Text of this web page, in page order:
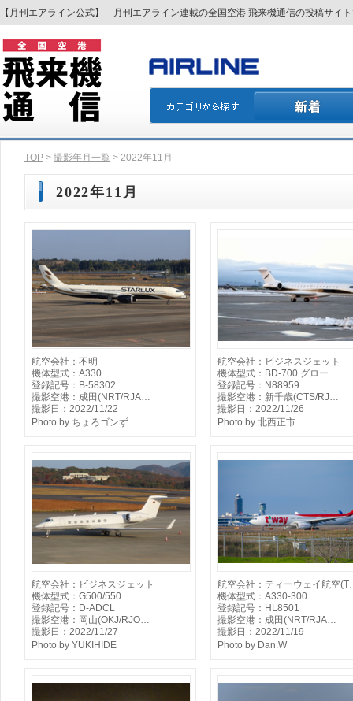
【月刊エアライン公式】 月刊エアライン連載の全国空港 飛来機通信の投稿サイ
TOP > 撮影年月一覧 > 2022年11月
2022年11月
航空会社：不明
機体型式：A330
登録記号：B-58302
撮影空港：成田(NRT/RJA…
撮影日：2022/11/22
Photo by ちょろゴンず
航空会社：ビジネスジェット
機体型式：BD-700 グロー…
登録記号：N88959
撮影空港：新千歳(CTS/RJ…
撮影日：2022/11/26
Photo by 北西正市
航空会社：ビジネスジェット
機体型式：G500/550
登録記号：D-ADCL
撮影空港：岡山(OKJ/RJO…
撮影日：2022/11/27
Photo by YUKIHIDE
航空会社：ティーウェイ航空
機体型式：A330-300
登録記号：HL8501
撮影空港：成田(NRT/RJA…
撮影日：2022/11/19
Photo by Dan.W